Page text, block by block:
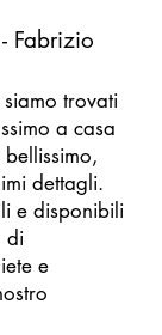
Fabrizio
trovati
a casa
dettagli.
e disponibili
di
e